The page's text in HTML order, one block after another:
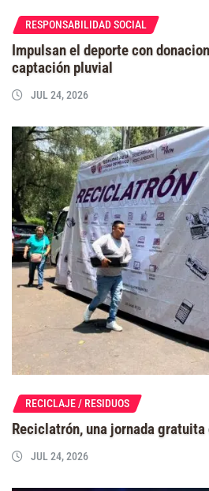
RESPONSABILIDAD SOCIAL
Impulsan el deporte con
captación pluvial
JUL 24, 2026
RECICLAJE / RESIDUOS
Reciclatrón, una jornada gratuita
JUL 24, 2026